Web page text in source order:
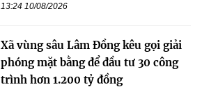
13:24 10/08/2026
Xã vùng sâu Lâm Đồng kêu gọi giải
phóng mặt bằng để đầu tư 30 công
trình hơn 1.200 tỷ đồng